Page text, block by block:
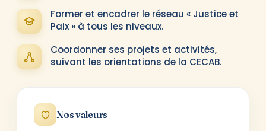
Former et encadrer le réseau « Justice et
Paix » à tous les niveaux.
Coordonner ses projets et activités,
suivant les orientations de la CECAB.
Nos valeurs